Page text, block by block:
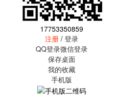
17753350859
注册 / 登录
QQ登录微信登录
保存桌面
我的收藏
手机版